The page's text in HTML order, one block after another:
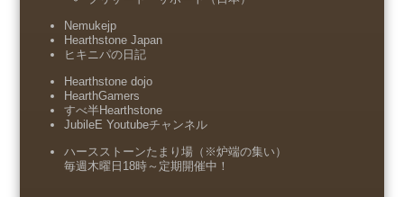
Nemukejp
Hearthstone Japan
ヒキニパの日記
Hearthstone dojo
HearthGamers
すべ半Hearthstone
JubileE Youtubeチャンネル
ハースストーンたまり場（※炉端の集い）
毎週木曜日18時～定期開催中！